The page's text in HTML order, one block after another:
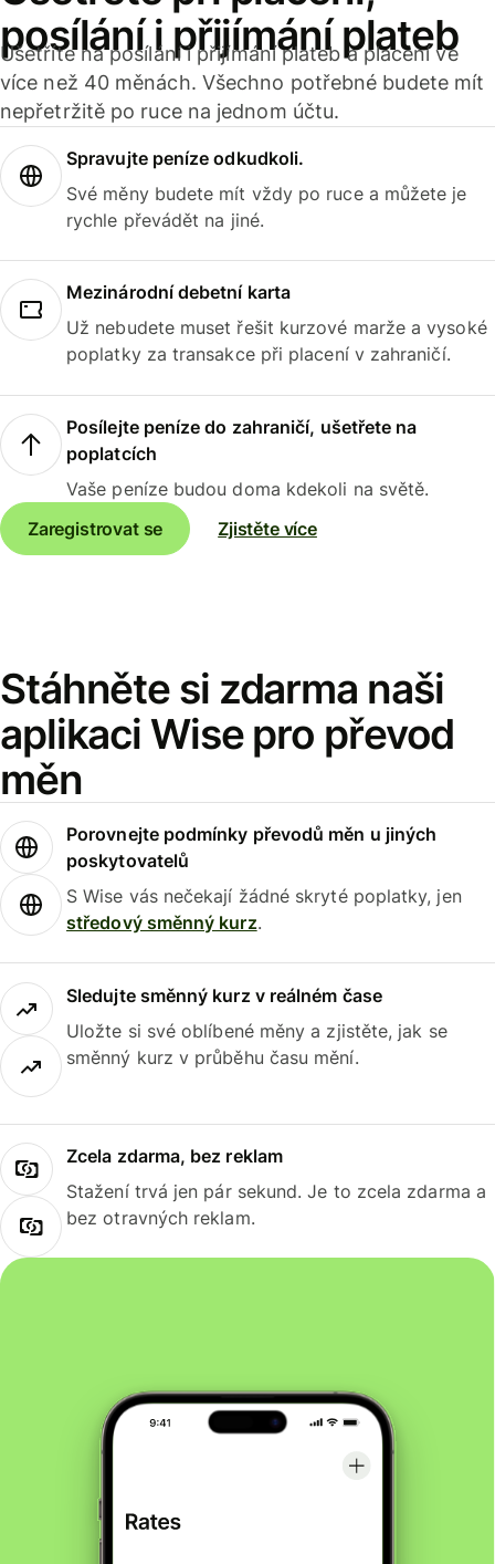
posílání i přijímání plateb
Ušetříte na posílání i přijímání plateb a placení ve
více než 40 měnách. Všechno potřebné budete mít
nepřetržitě po ruce na jednom účtu.
Spravujte peníze odkudkoli.
Své měny budete mít vždy po ruce a můžete je
rychle převádět na jiné.
Mezinárodní debetní karta
Už nebudete muset řešit kurzové marže a vysoké
poplatky za transakce při placení v zahraničí.
Posílejte peníze do zahraničí, ušetřete na
poplatcích
Vaše peníze budou doma kdekoli na světě.
Zaregistrovat se
Zjistěte více
Stáhněte si zdarma naši
aplikaci Wise pro převod
měn
Porovnejte podmínky převodů měn u jiných
poskytovatelů
S Wise vás nečekají žádné skryté poplatky, jen
středový směnný kurz.
Sledujte směnný kurz v reálném čase
Uložte si své oblíbené měny a zjistěte, jak se
směnný kurz v průběhu času mění.
Zcela zdarma, bez reklam
Stažení trvá jen pár sekund. Je to zcela zdarma a
bez otravných reklam.